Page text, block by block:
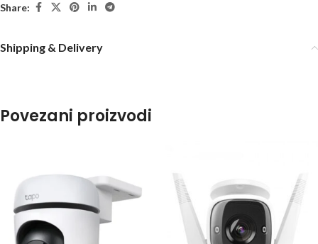
Share:
Shipping & Delivery
Povezani proizvodi